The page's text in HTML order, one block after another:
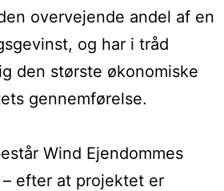
overvejende andel af en
og har i tråd
den største økonomiske
gennemførelse.
Wind Ejendommes
efter at projektet er